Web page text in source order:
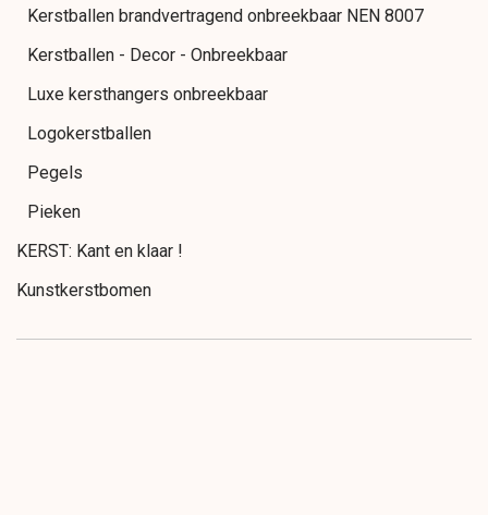
Kerstballen brandvertragend onbreekbaar NEN 8007
Kerstballen - Decor - Onbreekbaar
Luxe kersthangers onbreekbaar
Logokerstballen
Pegels
Pieken
KERST: Kant en klaar !
Kunstkerstbomen